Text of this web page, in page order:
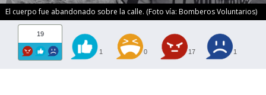
El cuerpo fue abandonado sobre la calle. (Foto vía: Bomberos Voluntarios)
19
1 0 17 1